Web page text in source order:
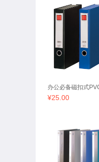
办公必备磁扣式
¥25.00